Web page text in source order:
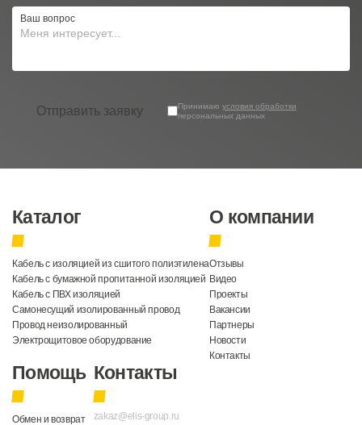
Ваш вопрос
Отправить заявку Принимаю условия обработки
персональных данных
Каталог
Кабель с изоляцией из сшитого полиэтилена
Кабель с бумажной пропитанной изоляцией
Кабель с ПВХ изоляцией
Самонесущий изолированный провод
Провод неизолированный
Электрощитовое оборудование
О компании
Отзывы
Видео
Проекты
Вакансии
Партнеры
Новости
Контакты
Помощь
Обмен и возврат
Контакты
zakaz@elis-group.ru